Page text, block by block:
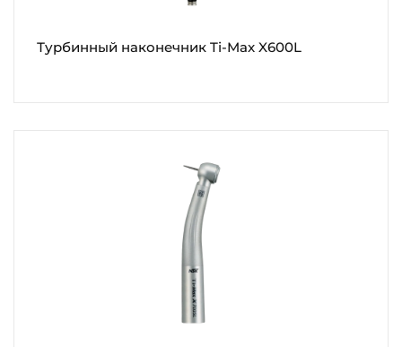
Турбинный наконечник Ti-Max X600L